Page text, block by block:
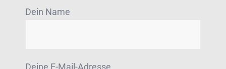
Dein Name
Deine E-Mail-Adresse